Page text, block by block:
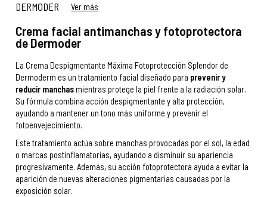
DERMODER Ver más
Crema facial antimanchas y fotoprotectora
de Dermoder
La Crema Despigmentante Máxima Fotoprotección Splendor de
Dermoderm es un tratamiento facial diseñado para prevenir y
reducir manchasmientras protege la piel frente a la radiación solar.
Su fórmula combina acción despigmentante y alta protección,
ayudando a mantener un tono más uniforme y prevenir el
fotoenvejecimiento.
Este tratamiento actúa sobre manchas provocadas por el sol, la edad
o marcas postinflamatorias, ayudando a disminuir su apariencia
progresivamente. Además, su acción fotoprotectora ayuda a evitar la
aparición de nuevas alteraciones pigmentarias causadas por la
exposición solar.